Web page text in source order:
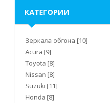
КАТЕГОРИИ
Зеркала обгона [10]
Acura [9]
Toyota [8]
Nissan [8]
Suzuki [11]
Honda [8]